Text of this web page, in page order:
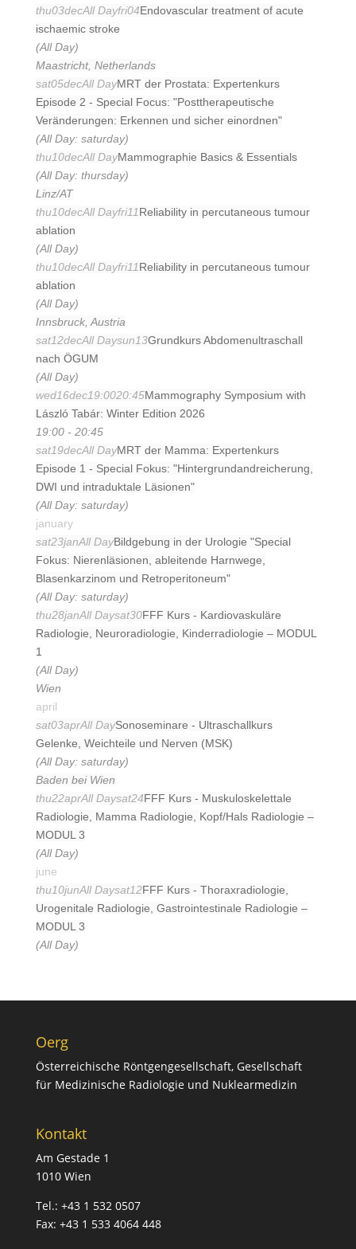
thu03decAll Dayfri04Endovascular treatment of acute
ischaemic stroke
(All Day)
Maastricht, Netherlands
sat05decAll DayMRT der Prostata: Expertenkurs
Episode 2 - Special Focus: "Posttherapeutische
Veränderungen: Erkennen und sicher einordnen"
(All Day: saturday)
thu10decAll DayMammographie Basics & Essentials
(All Day: thursday)
Linz/AT
thu10decAll Dayfri11Reliability in percutaneous tumour
ablation
(All Day)
thu10decAll Dayfri11Reliability in percutaneous tumour
ablation
(All Day)
Innsbruck, Austria
sat12decAll Daysun13Grundkurs Abdomenultraschall
nach ÖGUM
(All Day)
wed16dec19:0020:45Mammography Symposium with
László Tabár: Winter Edition 2026
19:00 - 20:45
sat19decAll DayMRT der Mamma: Expertenkurs
Episode 1 - Special Fokus: "Hintergrundandreicherung,
DWI und intraduktale Läsionen"
(All Day: saturday)
january
sat23janAll DayBildgebung in der Urologie "Special
Fokus: Nierenläsionen, ableitende Harnwege,
Blasenkarzinom und Retroperitoneum"
(All Day: saturday)
thu28janAll Daysat30FFF Kurs - Kardiovaskuläre
Radiologie, Neuroradiologie, Kinderradiologie – MODUL
1
(All Day)
Wien
april
sat03aprAll DaySonoseminare - Ultraschallkurs
Gelenke, Weichteile und Nerven (MSK)
(All Day: saturday)
Baden bei Wien
thu22aprAll Daysat24FFF Kurs - Muskuloskelettale
Radiologie, Mamma Radiologie, Kopf/Hals Radiologie –
MODUL 3
(All Day)
june
thu10junAll Daysat12FFF Kurs - Thoraxradiologie,
Urogenitale Radiologie, Gastrointestinale Radiologie –
MODUL 3
(All Day)
Oerg
Österreichische Röntgengesellschaft, Gesellschaft
für Medizinische Radiologie und Nuklearmedizin
Kontakt
Am Gestade 1
1010 Wien
Tel.: +43 1 532 0507
Fax: +43 1 533 4064 448